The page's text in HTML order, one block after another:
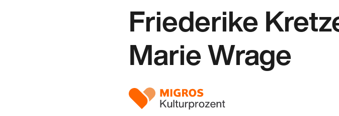
Friederike
Marie Wrage